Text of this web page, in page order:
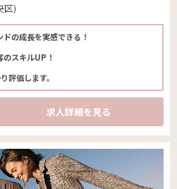
区)
の成長を実感できる！
スキルUP！
価します。
求人詳細を見る